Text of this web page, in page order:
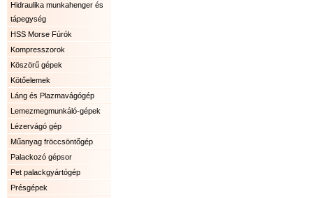
Hidraulika munkahenger és
tápegység
HSS Morse Fúrók
Kompresszorok
Köszörű gépek
Kötőelemek
Láng és Plazmavágógép
Lemezmegmunkáló-gépek
Lézervágó gép
Műanyag fröccsöntőgép
Palackozó gépsor
Pet palackgyártógép
Présgépek